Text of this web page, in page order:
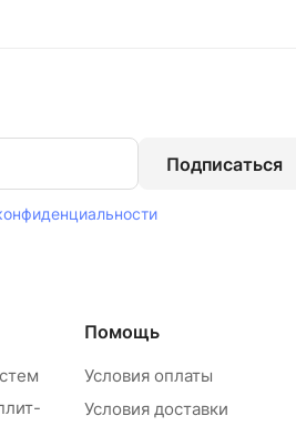
Подписаться
Помощь
Условия оплаты
Условия доставки